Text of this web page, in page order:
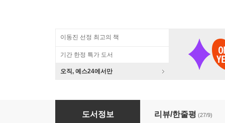
이동진 선정 최고의 책
기간 한정 특가 도서
오직, 예스24에서만
시월의 말 1
도서정보 리뷰/한줄평 (27/9)